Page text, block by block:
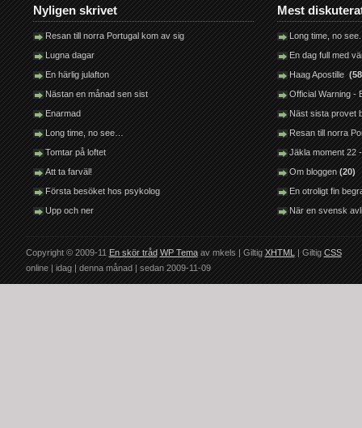
Nyligen skrivet
Resan till norra Portugal kom av sig
Lugna dagar
En härlig julafton
Nästan en månad sen sist
Enarmad
Long time, no see…
Tomtar på loftet
Att ta farväl!
Första besöket hos psykolog
Upp och ner
Mest
Long time, no
En dag full med
Haag Apostille
Official Warning
Näst sista provet
Resan till norra
Jäkla moment 22
Om bloggen(20)
En otroligt fin
När en svensk
Copyright © 2009-11En skör tråd WP Temaav mkels | GiltigXHTML| GiltigCSS
online |idag |denna månad |sedan 2009-11-09